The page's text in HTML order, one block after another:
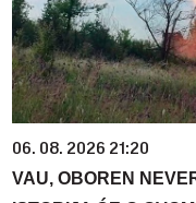
06. 08. 2026 21:20
VAU, OBOREN